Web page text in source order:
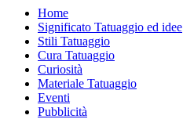
Home
Significato Tatuaggio ed idee
Stili Tatuaggio
Cura Tatuaggio
Curiosità
Materiale Tatuaggio
Eventi
Pubblicità